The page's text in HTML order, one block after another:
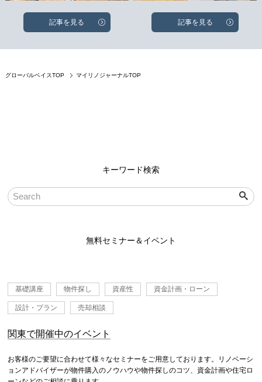
記事を見る 記事を見る
グローバルベイスTOP マイリノジャーナルTOP
キーワード検索
無料セミナー＆イベント
基礎講座 物件探し 資産性 資金計画・ローン
設計・プラン 売却相談
関東で開催中のイベント
お客様のご要望に合わせて様々なセミナーをご用意しております。リノベーシ
ョンアドバイザーが物件購入のノウハウや物件探しのコツ、資金計画や住宅ロ